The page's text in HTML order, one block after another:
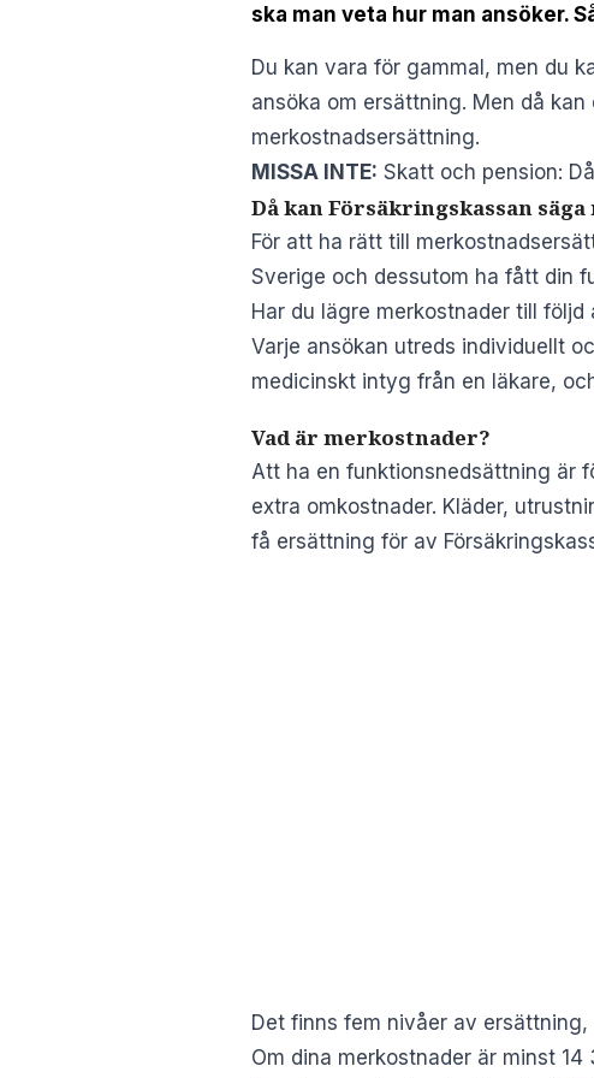
ska man veta hur man ansöker.
Du kan vara för gammal, men du
ansöka om ersättning. Men då
merkostnadsersättning.
MISSA INTE: Skatt och pension:
Då kan Försäkringskassan säga
För att ha rätt till
Sverige och dessutom ha fått din
Har du lägre merkostnader till
Varje ansökan utreds individuellt
medicinskt intyg från en läkare,
Vad är merkostnader?
Att ha en funktionsnedsättning är
extra omkostnader. Kläder,
få ersättning för av
Det finns fem nivåer av
Om dina merkostnader är minst